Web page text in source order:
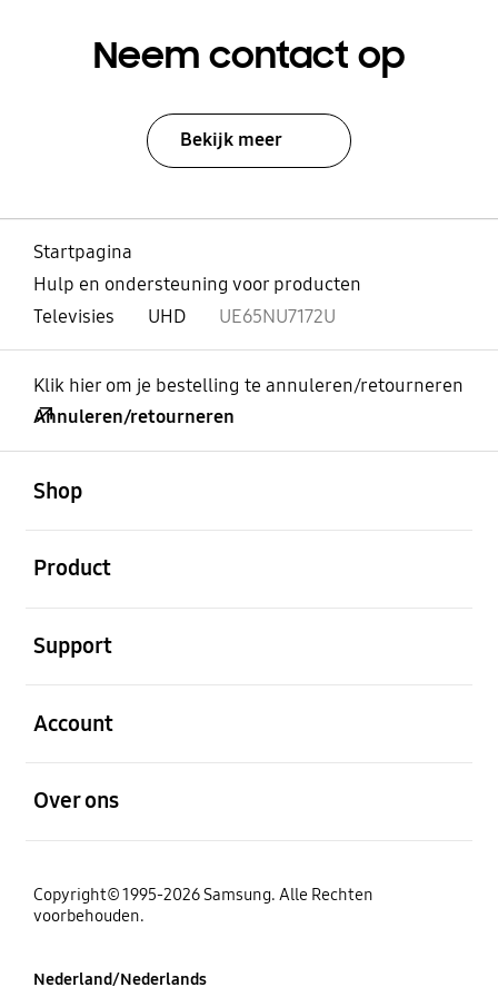
Neem contact op
Bekijk meer
Startpagina
Hulp en ondersteuning voor producten
Televisies
UHD UE65NU7172U
Klik hier om je bestelling te annuleren/retourneren
Annuleren/retourneren
Shop
Product
Support
Account
Over ons
Copyright© 1995-2026 Samsung. Alle Rechten
voorbehouden.
Nederland/Nederlands